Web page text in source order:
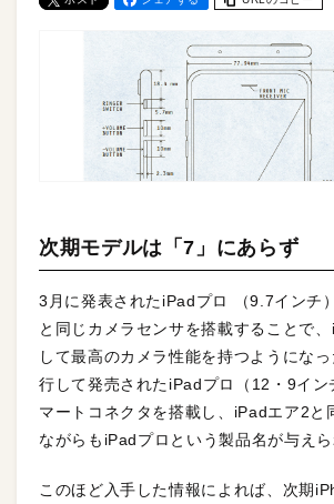
次期モデルは「7」にあらず
3月に発表されたiPadプロ （9.7インチ
と同じカメラセンサを搭載することで
して最高のカメラ性能を持つようにな
行して発売されたiPadプロ（12・9イン
マートコネクタを搭載し、iPadエア2と
ながらもiPadプロという製品名が与えら
このほど入手した情報によれば、次期